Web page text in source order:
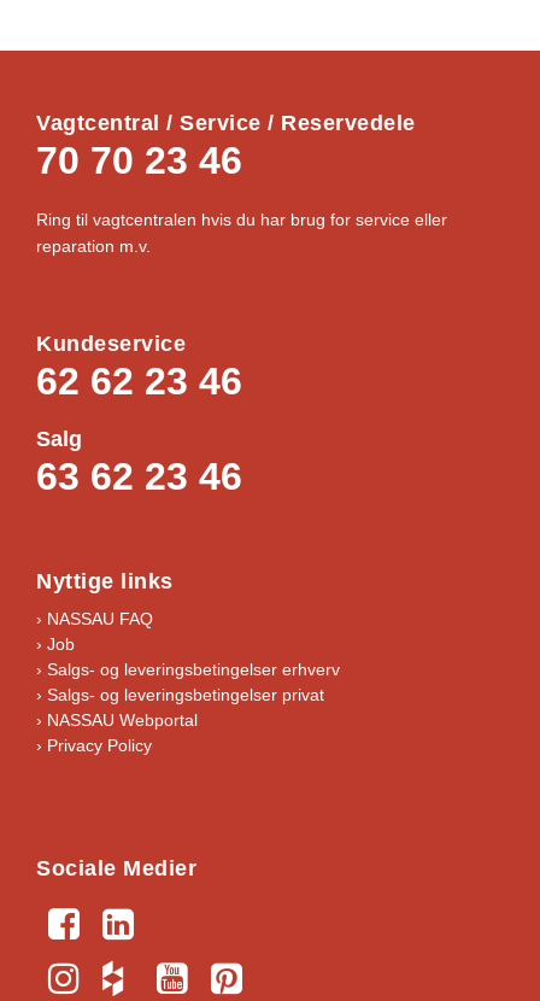
Vagtcentral / Service / Reservedele
70 70 23 46
Ring til vagtcentralen hvis du har brug for service eller
reparation m.v.
Kundeservice
62 62 23 46
Salg
63 62 23 46
Nyttige links
› NASSAU FAQ
› Job
› Salgs- og leveringsbetingelser erhverv
› Salgs- og leveringsbetingelser privat
› NASSAU Webportal
› Privacy Policy
Sociale Medier